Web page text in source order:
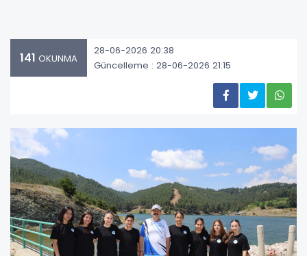
141 OKUNMA
28-06-2026 20:38
Güncelleme : 28-06-2026 21:15